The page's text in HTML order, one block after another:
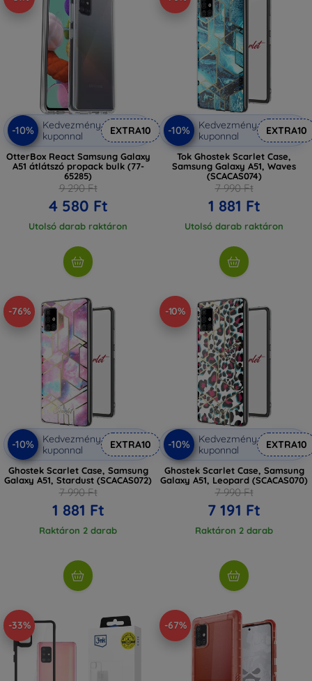
-10%
Kedvezmény
kuponnal
EXTRA10
OtterBox React Samsung Galaxy
A51 átlátszó propack bulk (77-
65285)
9 290 Ft
4 580 Ft
Utolsó darab raktáron
-10%
Kedvezmény
kuponnal
EXTRA10
Tok Ghostek Scarlet Case,
Samsung Galaxy A51, Waves
(SCACAS074)
7 990 Ft
1 881 Ft
Utolsó darab raktáron
-76%
-10%
Kedvezmény
kuponnal
EXTRA10
Ghostek Scarlet Case, Samsung
Galaxy A51, Stardust (SCACAS072)
7 990 Ft
1 881 Ft
Raktáron 2 darab
-10%
-10%
Kedvezmény
kuponnal
EXTRA10
Ghostek Scarlet Case, Samsung
Galaxy A51, Leopard (SCACAS070)
7 990 Ft
7 191 Ft
Raktáron 2 darab
-33% -67%